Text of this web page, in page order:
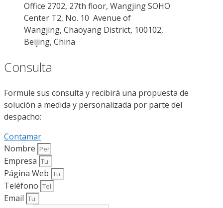
Office 2702, 27th floor, Wangjing SOHO
Center T2, No. 10 Avenue of
Wangjing, Chaoyang District, 100102,
Beijing, China
Consulta
Formule sus consulta y recibirá una propuesta de
solución a medida y personalizada por parte del
despacho:
Contamar
Nombre
Empresa
Página Web
Teléfono
Email